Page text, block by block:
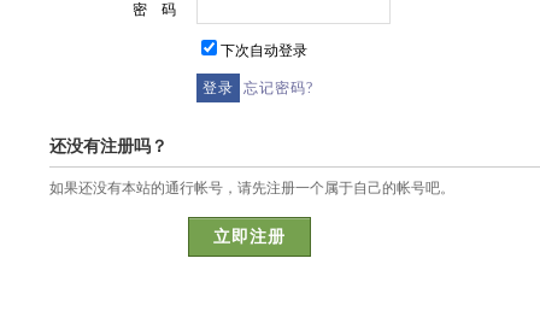
密 码
下次自动登录
忘记密码?
还没有注册吗？
如果还没有本站的通行帐号，请先注册一个属于自己的帐号吧。
立即注册